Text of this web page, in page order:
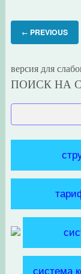
← PREVIOUS
версия для
ПОИСК НА
система